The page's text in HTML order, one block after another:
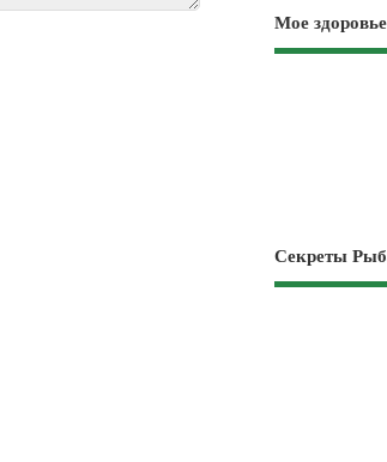
Мое здоровье
Секреты